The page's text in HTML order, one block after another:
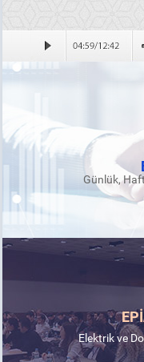
Günlük,
Elektrik ve